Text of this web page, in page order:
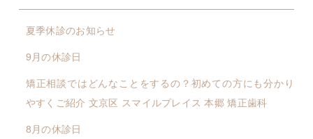
夏季休診のお知らせ
9月の休診日
矯正相談ではどんなことをするの？初めての方にも分かり
やすくご紹介 文京区 スマイルプレイス 本郷 矯正歯科
8月の休診日